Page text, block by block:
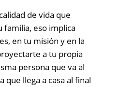
de vida que
familia, eso implica
en tu misión y en la
a tu propia
persona que va al
que llega a casa al final